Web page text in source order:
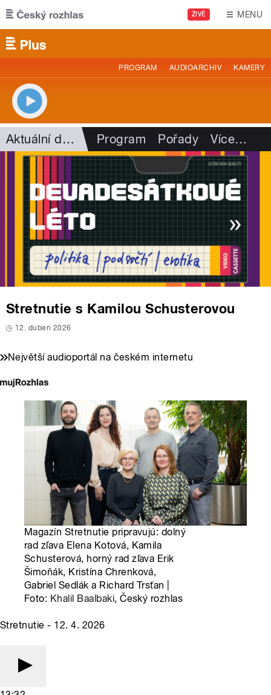
Přejít k hlavnímu obsahu
ŽIVĚ MENU
PROGRAM AUDIOARCHIV KAMERY
Aktuální dění Program Pořady Více…
Stretnutie s Kamilou Schusterovou
12. duben 2026
Největší audioportál na českém internetu
Magazín Stretnutie pripravujú: dolný
rad zľava Elena Kotová, Kamila
Schusterová, horný rad zľava Erik
Šimoňák, Kristína Chrenková,
Gabriel Sedlák a Richard Trsťan |
Foto: Khalil Baalbaki, Český rozhlas
Stretnutie - 12. 4. 2026